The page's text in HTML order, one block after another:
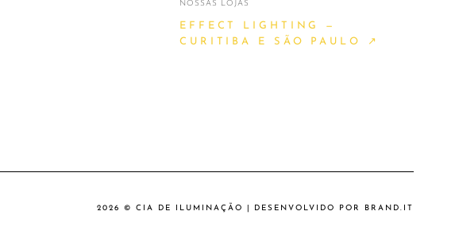
NOSSAS LOJAS
EFFECT LIGHTING —
CURITIBA E SÃO PAULO ↗
2026 © CIA DE ILUMINAÇÃO | DESENVOLVIDO POR BRAND.IT